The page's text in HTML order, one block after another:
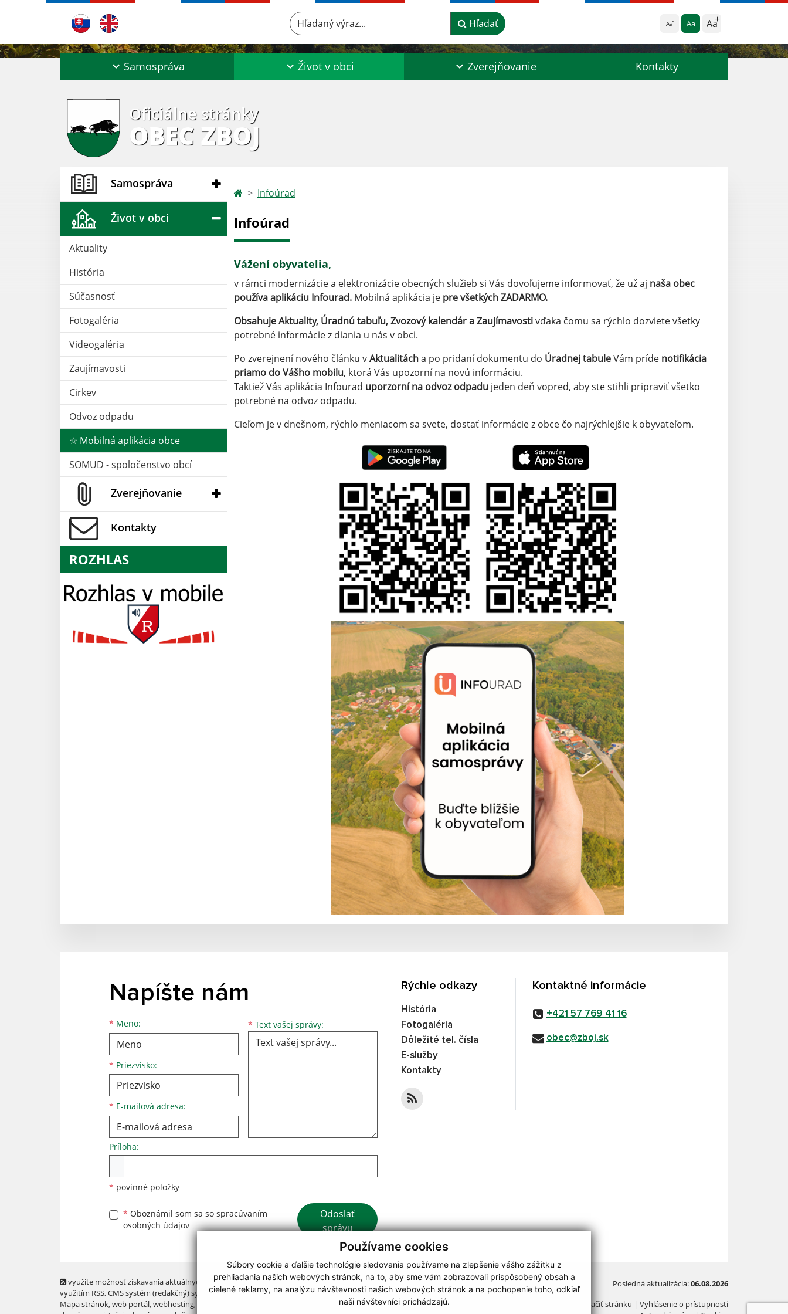
Používame cookies
Súbory cookie a ďalšie technológie sledovania používame na zlepšenie vášho zážitku z
prehliadania našich webových stránok, na to, aby sme vám zobrazovali prispôsobený obsah a
cielené reklamy, na analýzu návštevnosti našich webových stránok a na pochopenie toho, odkiaľ
naši návštevníci prichádzajú.
Aa Aa Aa
Hľadaný výraz... Hľadať
Samospráva Život v obci Zverejňovanie Kontakty
Oficiálne stránky
OBEC ZBOJ
Samospráva
Život v obci
Aktuality
História
Súčasnosť
Fotogaléria
Videogaléria
Zaujímavosti
Cirkev
Odvoz odpadu
☆ Mobilná aplikácia obce
SOMUD - spoločenstvo obcí
Zverejňovanie
Kontakty
ROZHLAS
Infoúrad
Infoúrad
Vážení obyvatelia,
v rámci modernizácie a elektronizácie obecných služieb si Vás dovoľujeme informovať, že už aj naša obec
používa aplikáciu Infourad. Mobilná aplikácia je pre všetkých ZADARMO.
Obsahuje Aktuality, Úradnú tabuľu, Zvozový kalendár a Zaujímavostivďaka čomu sa rýchlo dozviete všetky
potrebné informácie z diania u nás v obci.
Po zverejnení nového článku vAktualitácha po pridaní dokumentu do Úradnej tabuleVám príde notifikácia
priamo do Vášho mobilu, ktorá Vás upozorní na novú informáciu.
Taktiež Vás aplikácia Infourad uporzorní na odvoz odpadu jeden deň vopred, aby ste stihli pripraviť všetko
potrebné na odvoz odpadu.
Cieľom je v dnešnom, rýchlo meniacom sa svete, dostať informácie z obce čo najrýchlejšie k obyvateľom.
Napíšte nám
* Meno:
Meno
* Priezvisko:
Priezvisko
* E-mailová adresa:
E-mailová adresa * Text vašej správy: Text vašej správy...
Príloha:
* povinné položky
* Oboznámil som sa so spracúvaním
osobných údajov
Google reCaptcha Response
Odoslať
správu
Rýchle odkazy
História
Fotogaléria
Dôležité tel. čísla
E-služby
Kontakty
Kontaktné informácie
+421 57 769 41 16
obec@zboj.sk
využite možnosť získavania aktuálnych informácií s
využitím RSS, CMS systém (redakčný) systém ECHELON 2,
Mapa stránok,web portál,webhosting,
Posledná aktualizácia:06.08.2026
Vytlačiť stránku | Vyhlásenie o prístupnosti
webdesign|